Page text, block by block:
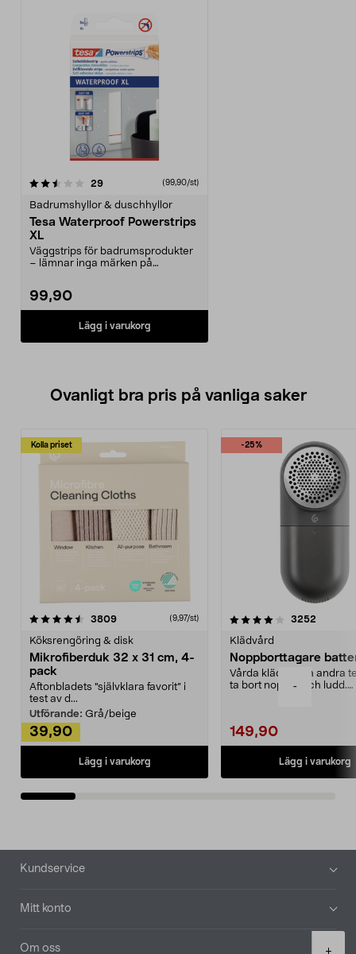
-
+
29recensioner (99,90/st)
Badrumshyllor & duschhyllor
Tesa Waterproof Powerstrips
XL
Väggstrips för badrumsprodukter
– lämnar inga märken på
99,90
Lägg i varukorg
Ovanligt bra pris på vanliga saker
Kolla priset
3809recensioner (9,97/st)
Köksrengöring & disk
Mikrofiberduk 32 x 31 cm, 4-
pack
Aftonbladets "självklara favorit” i
test av d...
Utförande: Grå/beige
39,90
Lägg i varukorg
-25%
4.0av 5 stjärnor 3252
Klädvård
Noppborttagare
Vårda kläder och andra
ta bort noppor och ludd.
149,90
Lägg i varukorg
4.5av 5 stjärnor
Sidfot
Kundservice
Mitt konto
Om oss